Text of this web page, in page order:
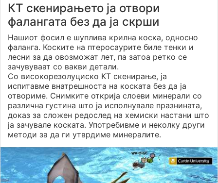
КТ скенирањето ја отвори
фалангата без да ја скрши
Нашиот фосил е шуплива крилна коска, односно
фаланга. Коските на птеросаурите биле тенки и
лесни за да овозможат лет, па затоа ретко се
зачувуваат со вакви детали.
Со високорезолуциско КТ скенирање, ја
испитавме внатрешноста на коската без да ја
отвориме. Снимките открија слоеви минерали со
различна густина што ја исполнувале празнината,
доказ за сложен редослед на хемиски настани што
ја зачувале коската. Употребивме и неколку други
методи за да ги утврдиме минералите.